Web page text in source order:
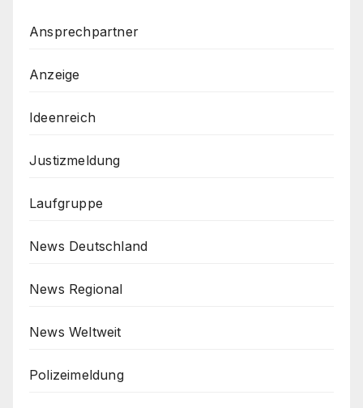
Ansprechpartner
Anzeige
Ideenreich
Justizmeldung
Laufgruppe
News Deutschland
News Regional
News Weltweit
Polizeimeldung